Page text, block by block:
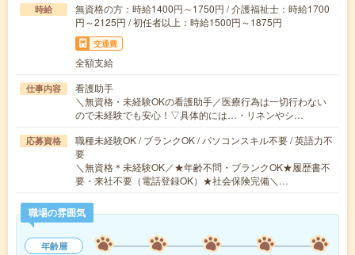
時給
無資格の方：時給1400円～1750円 / 介護福祉士：時給1700
円～2125円 / 初任者以上：時給1500円～1875円
交通費
全額支給
仕事内容
看護助手
＼無資格・未経験OKの看護助手／医療行為は一切行わない
ので未経験でも安心！▽具体的には…・リネンやシ…
応募資格
職種未経験OK / ブランクOK / パソコンスキル不要 / 英語力不
要
＼無資格＊未経験OK／★年齢不問・ブランクOK★履歴書不
要・来社不要（電話登録OK）★社会保険完備＼…
職場の雰囲気
年齢層